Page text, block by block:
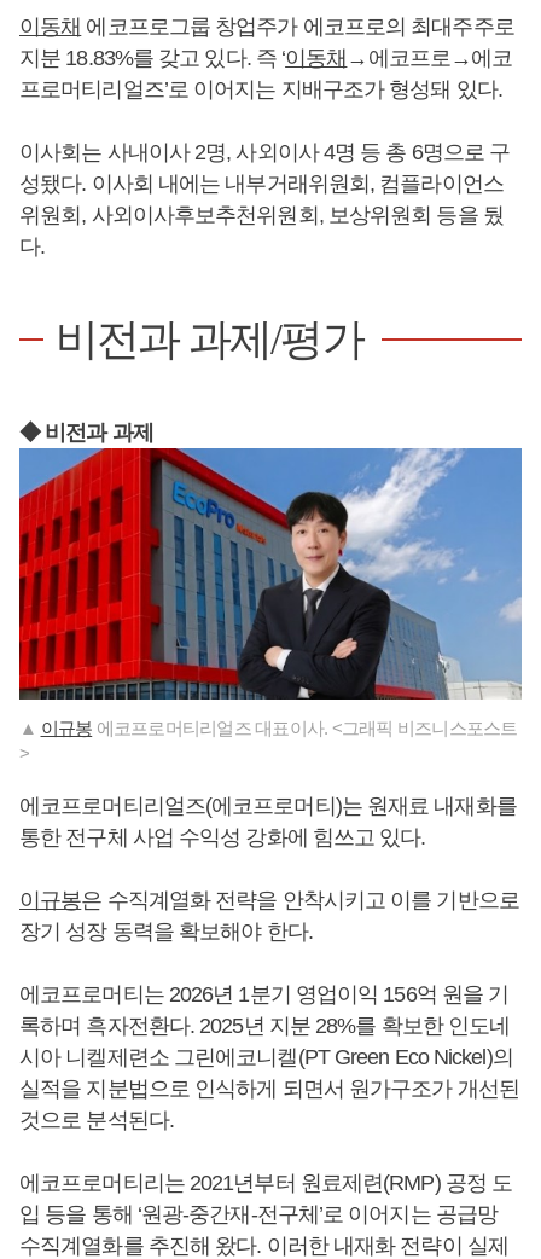
이동채 에코프로그룹 창업주가 에코프로의 최대주주로
지분 18.83%를 갖고 있다. 즉 ‘이동채 →에코프로→에코
프로머티리얼즈’로 이어지는 지배구조가 형성돼 있다.
이사회는 사내이사 2명, 사외이사 4명 등 총 6명으로 구
성됐다. 이사회 내에는 내부거래위원회, 컴플라이언스
위원회, 사외이사후보추천위원회, 보상위원회 등을 뒀
다.
비전과 과제/평가
◆ 비전과 과제
▲ 이규봉 에코프로머티리얼즈 대표이사. <그래픽 비즈니스포스트
>
에코프로머티리얼즈(에코프로머티)는 원재료 내재화를
통한 전구체 사업 수익성 강화에 힘쓰고 있다.
이규봉은 수직계열화 전략을 안착시키고 이를 기반으로
장기 성장 동력을 확보해야 한다.
에코프로머티는 2026년 1분기 영업이익 156억 원을 기
록하며 흑자전환다. 2025년 지분 28%를 확보한 인도네
시아 니켈제련소 그린에코니켈(PT Green Eco Nickel)의
실적을 지분법으로 인식하게 되면서 원가구조가 개선된
것으로 분석된다.
에코프로머티리는 2021년부터 원료제련(RMP) 공정 도
입 등을 통해 ‘원광-중간재-전구체’로 이어지는 공급망
수직계열화를 추진해 왔다. 이러한 내재화 전략이 실제